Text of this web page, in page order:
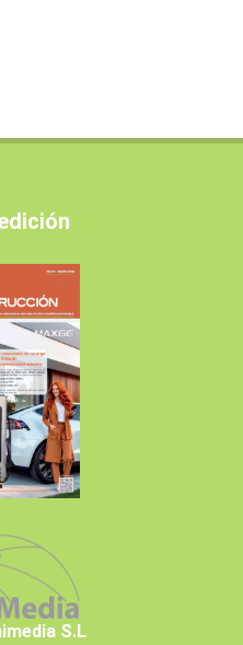
S.L